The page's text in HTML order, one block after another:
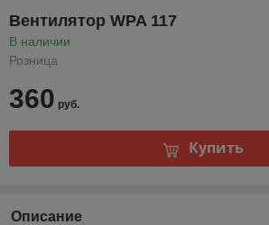
Вентилятор WPA 117
В наличии
Розница
360 руб.
Купить
Описание